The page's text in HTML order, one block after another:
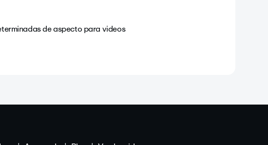
de aspecto para videos